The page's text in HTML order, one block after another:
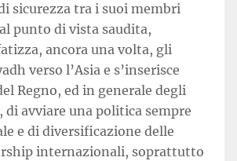
sicurezza tra i suoi membri
punto di vista saudita,
ancora una volta, gli
verso l’Asia e s’inserisce
Regno, ed in generale degli
di avviare una politica sempre
e di diversificazione delle
internazionali, soprattutto